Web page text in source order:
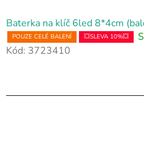
Baterka na klíč 6led 8*4cm
POUZE CELÉ BALENÍ 💥SLEVA 10%💥
Kód: 3723410